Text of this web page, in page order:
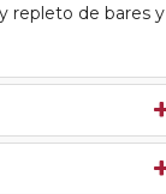
repleto de bares y